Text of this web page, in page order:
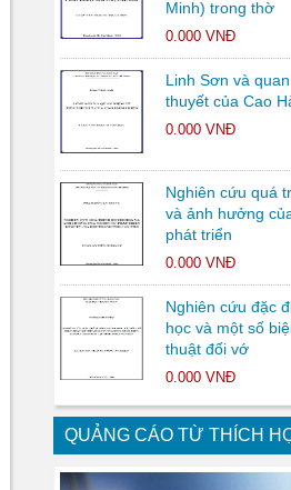
Minh) trong thờ
0.000 VNĐ
Linh Sơn và
thuyết của Cao
0.000 VNĐ
Nghiên cứu quá
và ảnh hưởng
phát triển
0.000 VNĐ
Nghiên cứu đặc
học và một số
thuật đối vớ
0.000 VNĐ
QUẢNG CÁO TỪ THÍCH